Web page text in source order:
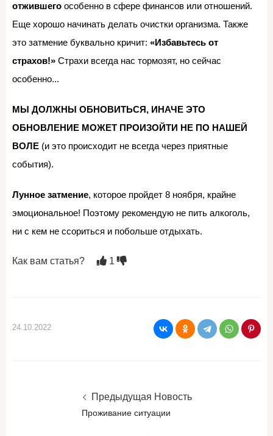
отжившего особенно в сфере финансов или отношений.
Еще хорошо начинать делать очистки организма. Также
это затмение буквально кричит: «Избавьтесь от
страхов!» Страхи всегда нас тормозят, но сейчас
особенно...
МЫ ДОЛЖНЫ ОБНОВИТЬСЯ, ИНАЧЕ ЭТО
ОБНОВЛЕНИЕ МОЖЕТ ПРОИЗОЙТИ НЕ ПО НАШЕЙ
ВОЛЕ (и это происходит не всегда через приятные
события).
Лунное затмение, которое пройдет 8 ноября, крайне
эмоциональное! Поэтому рекомендую не пить алкоголь,
ни с кем не ссориться и побольше отдыхать.
Как вам статья? 1
24.10.2022
Предыдущая Новость
Проживание ситуации